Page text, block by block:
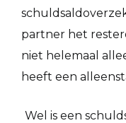
partner het
niet helemaal
heeft een
Wel is een